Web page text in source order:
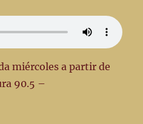
miércoles a partir de
90.5 –